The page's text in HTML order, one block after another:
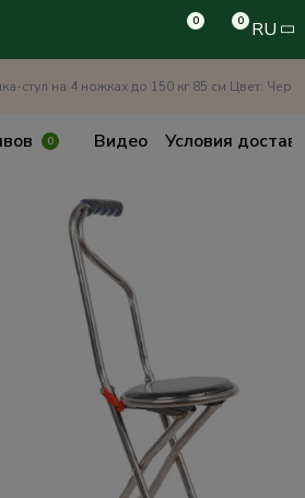
0 0 RU
стул на 4 ножках до 150 кг 85 см Цвет:
0 Видео Условия